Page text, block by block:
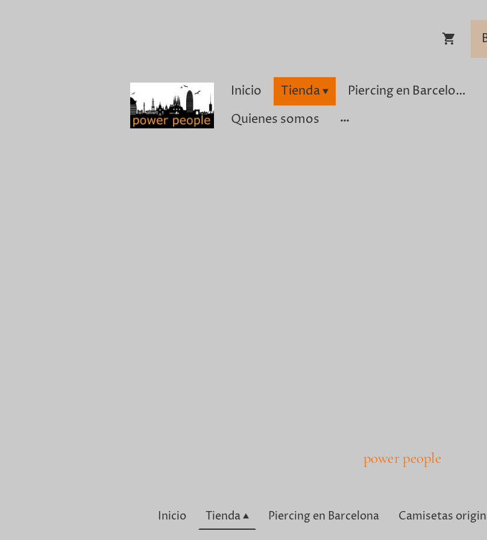
Inicio Tienda Piercing en Barcelona
Quienes somos
power people
Inicio Tienda Piercing en Barcelona